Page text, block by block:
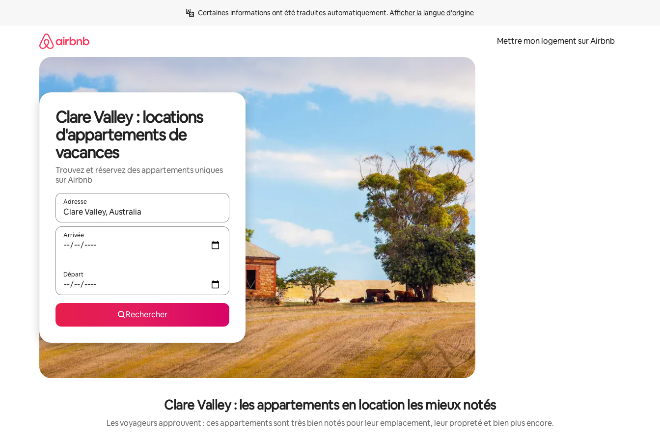
Certaines informations ont été traduites automatiquement. Afficher la langue d'origine
Mettre mon logement sur Airbnb
Clare Valley : locations
d'appartements de
vacances
Trouvez et réservez des appartements uniques
sur Airbnb
Adresse
Lorsque les résultats s'affichent, utilisez les flèches vers le haut et vers le bas pour les parcourir ou en appuyant et en faisant glisser.
Arrivée
Départ
Rechercher
Clare Valley : les appartements en location les mieux notés
Les voyageurs approuvent : ces appartements sont très bien notés pour leur emplacement, leur propreté et bien plus encore.